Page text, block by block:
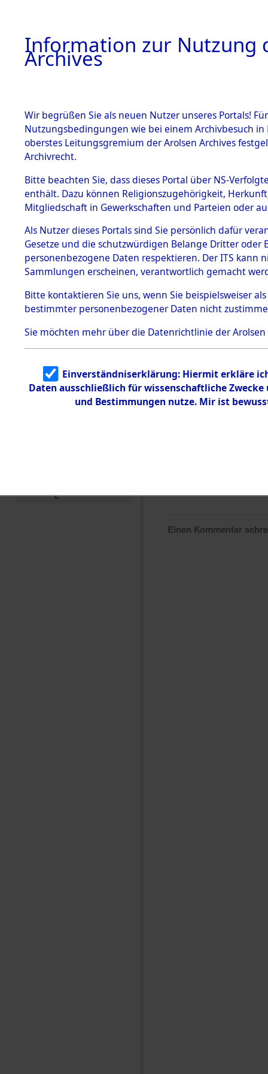
BESTÄNDE
1.
mente
5. Verschiedenes
5.3
Todesmärsche
5.3.1 Alliierte
Erhebungen
zu
Todesmärsch
en
5.3.2
Identifizierun
g
5.3.3
Todesmärsch
e
die
0102
Einen Kommentar
Information zur Nutzung
Archives
Wir begrüßen Sie als neuen Nutzer unseres Portals!
Nutzungsbedingungen wie bei einem Archivbesuch
oberstes Leitungsgremium der Arolsen Archives
Archivrecht.
Bitte beachten Sie, dass dieses Portal über NS-
enthält. Dazu können Religionszugehörigkeit,
Mitgliedschaft in Gewerkschaften und Parteien oder
Als Nutzer dieses Portals sind Sie persönlich dafür
Gesetze und die schutzwürdigen Belange Dritter
personenbezogene Daten respektieren. Der ITS
Sammlungen erscheinen, verantwortlich gemacht
Bitte kontaktieren Sie uns, wenn Sie beispielsweiser
bestimmter personenbezogener Daten nicht
Sie möchten mehr über die Datenrichtlinie der Arolsen
Einverständniserklärung: Hiermit erkläre
Daten ausschließlich für wissenschaftliche
und Bestimmungen nutze. Mir ist